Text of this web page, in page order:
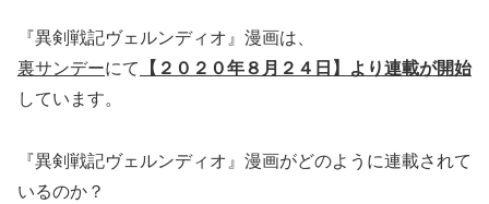
『異剣戦記ヴェルンディオ』漫画は、
裏サンデーにて
【２０２０年８月２４日】より連載が開始
しています。
『異剣戦記ヴェルンディオ』漫画がどのように連載されて
いるのか？